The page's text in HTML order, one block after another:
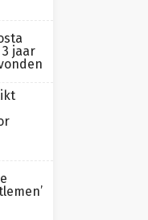
jaar